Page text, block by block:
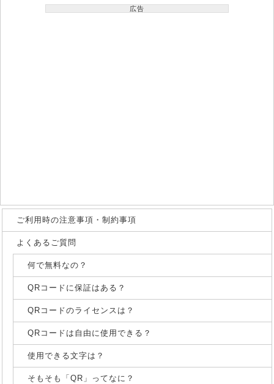
広告
ご利用時の注意事項・制約事項
よくあるご質問
何で無料なの？
QRコードに保証はある？
QRコードのライセンスは？
QRコードは自由に使用できる？
使用できる文字は？
そもそも「QR」ってなに？